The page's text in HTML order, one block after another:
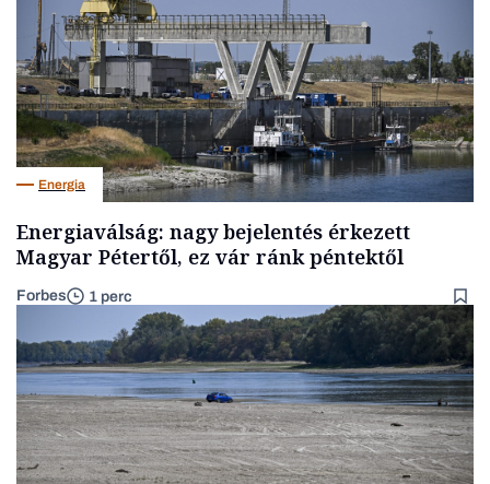
Energia
Energiaválság: nagy bejelentés érkezett
Magyar Pétertől, ez vár ránk péntektől
Forbes 1 perc